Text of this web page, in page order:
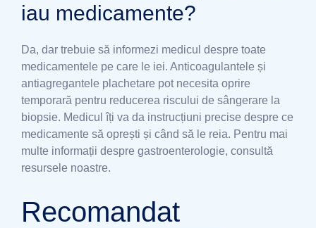
iau medicamente?
Da, dar trebuie să informezi medicul despre toate
medicamentele pe care le iei. Anticoagulantele și
antiagregantele plachetare pot necesita oprire
temporară pentru reducerea riscului de sângerare la
biopsie. Medicul îți va da instrucțiuni precise despre ce
medicamente să oprești și când să le reia. Pentru mai
multe informații despre gastroenterologie, consultă
resursele noastre.
Recomandat